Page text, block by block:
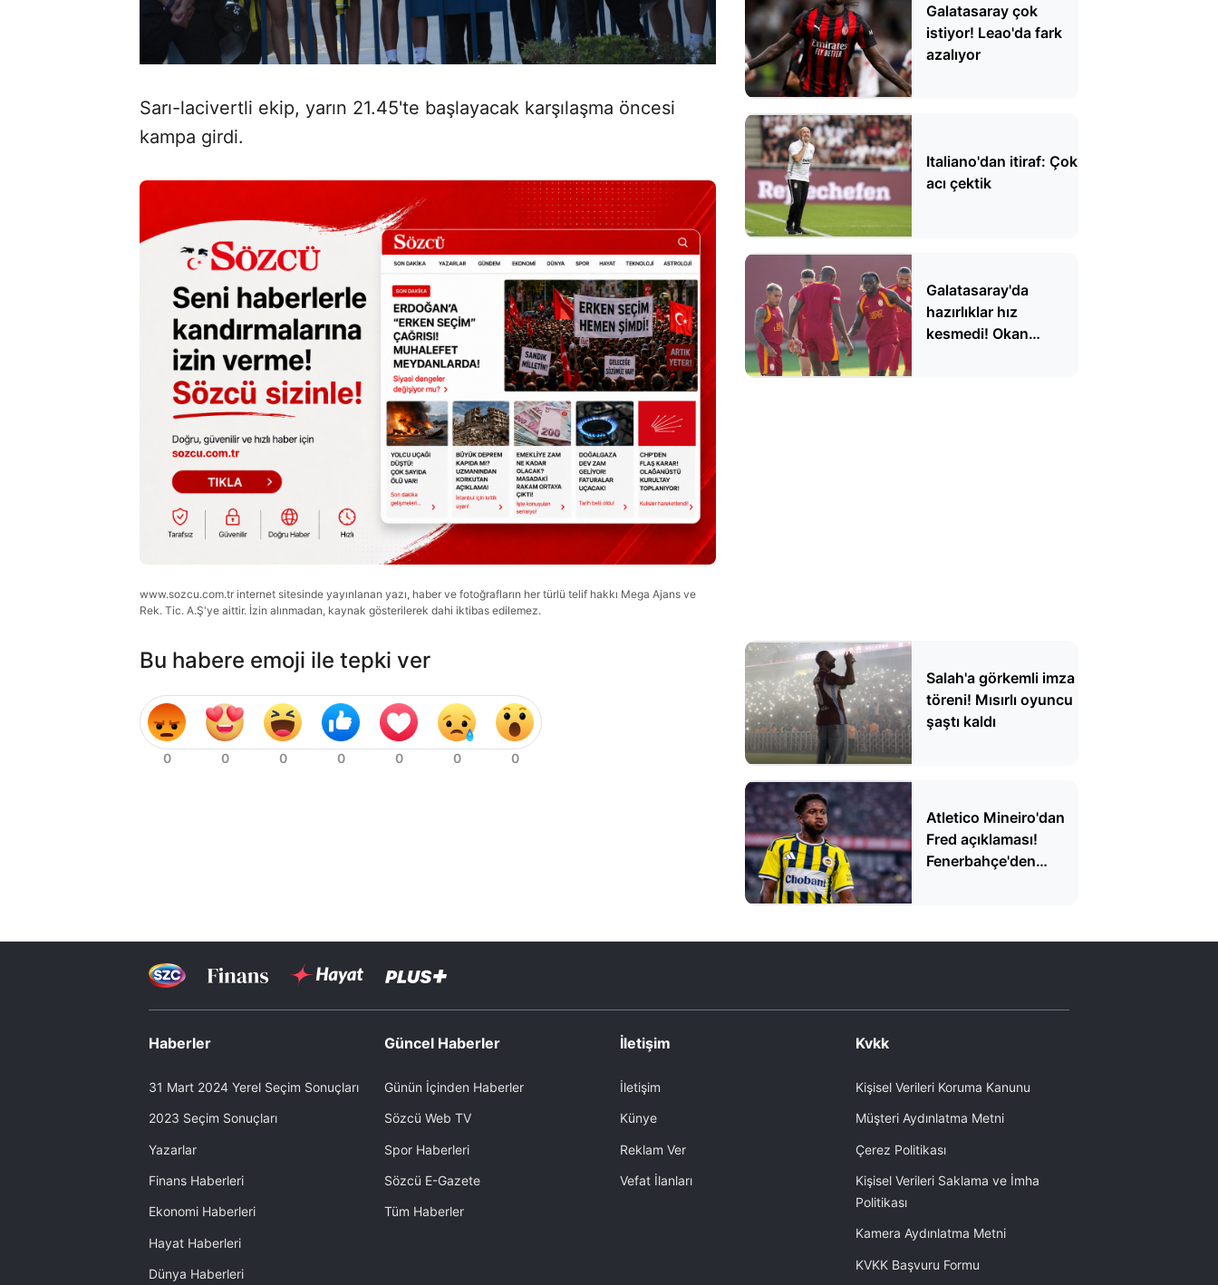
Sarı-lacivertli ekip, yarın 21.45'te başlayacak karşılaşma öncesi
kampa girdi.
www.sozcu.com.tr internet sitesinde yayınlanan yazı, haber ve fotoğrafların her türlü telif hakkı Mega Ajans ve
Rek. Tic. A.Ş'ye aittir. İzin alınmadan, kaynak gösterilerek dahi iktibas edilemez.
Bu habere emoji ile tepki ver
Galatasaray çok
istiyor! Leao'da fark
azalıyor
Italiano'dan itiraf: Çok
acı çektik
Galatasaray'da
hazırlıklar hız
kesmedi! Okan
Salah'a görkemli imza
töreni! Mısırlı oyuncu
şaştı kaldı
Atletico Mineiro'dan
Fred açıklaması!
Fenerbahçe'den
Haberler
31 Mart 2024 Yerel Seçim Sonuçları
2023 Seçim Sonuçları
Yazarlar
Finans Haberleri
Ekonomi Haberleri
Hayat Haberleri
Dünya Haberleri
Güncel Haberler
Günün İçinden Haberler
Sözcü Web TV
Spor Haberleri
Sözcü E-Gazete
Tüm Haberler
İletişim
İletişim
Künye
Reklam Ver
Vefat İlanları
Kvkk
Kişisel Verileri Koruma Kanunu
Müşteri Aydınlatma Metni
Çerez Politikası
Kişisel Verileri Saklama ve İmha
Politikası
Kamera Aydınlatma Metni
KVKK Başvuru Formu